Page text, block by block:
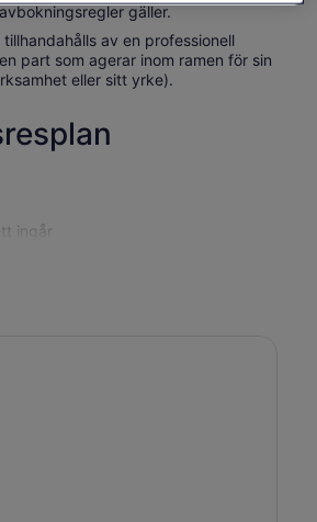
gäller.
av en professionell
part som agerar inom ramen för sin
eller sitt yrke).
ingår